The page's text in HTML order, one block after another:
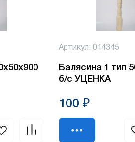
Артикул: 014345
Балясина 1 тип
б/с УЦЕНКА
100 ₽